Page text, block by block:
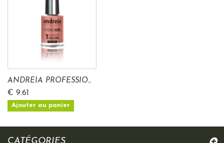
ANDREIA PROFESSIO...
€ 9.61
Ajouter au panier